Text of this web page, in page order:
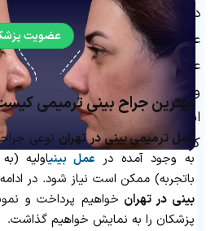
دکتر
علی
عباسی
و…
اشاره
کرد.
عضویت
بهترین جراح بینی ترمیمی
عمل ترمیمی بینی در تهران نوعی
به وجود آمده در عمل بینیاولیه
باتجربه) ممکن است نیاز شود. در
بینی در تهران خواهیم پرداخت و
پزشکان را به نمایش خواهیم گذاشت.